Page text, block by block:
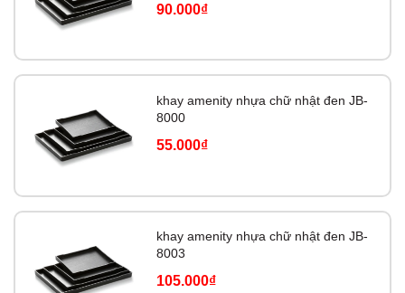
90.000₫
khay amenity nhựa chữ nhật đen JB-
8000
55.000₫
khay amenity nhựa chữ nhật đen JB-
8003
105.000₫